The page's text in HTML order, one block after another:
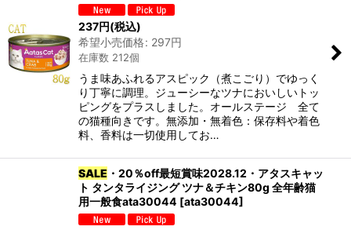
237円(税込)
希望小売価格: 297円
在庫数 212個
うま味あふれるアスピック（煮こごり）でゆっく
り丁寧に調理。ジューシーなツナにおいしいトッ
ピングをプラスしました。オールステージ 全て
の猫種向きです。無添加・無着色：保存料や着色
料、香料は一切使用してお…
SALE ・20％off最短賞味2028.12・アタスキャッ
ト タンタライジング ツナ＆チキン80g 全年齢猫
用一般食ata30044 [ata30044]